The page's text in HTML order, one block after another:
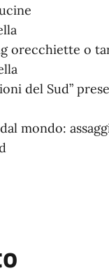
orecchiette o
del Sud”
mondo: